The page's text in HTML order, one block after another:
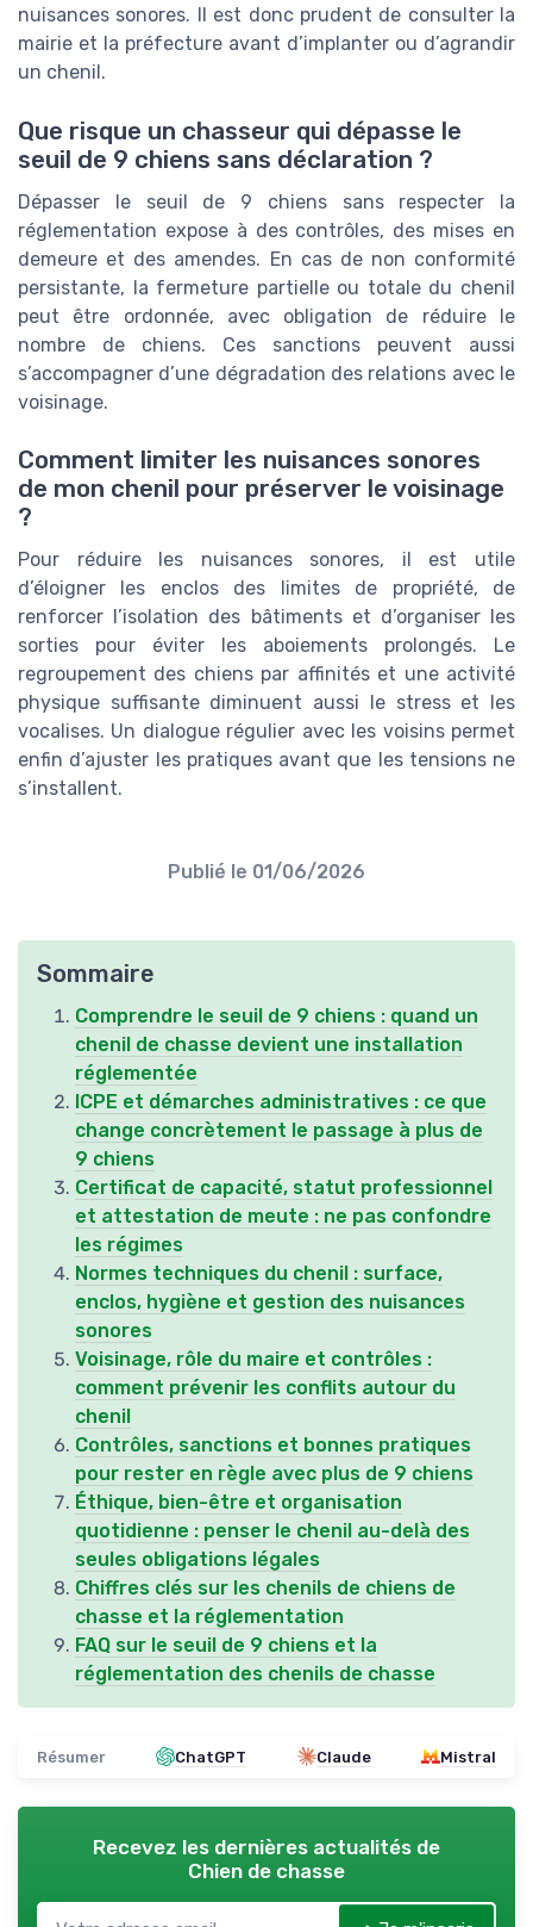
nuisances sonores. Il est donc prudent de consulter la
mairie et la préfecture avant d’implanter ou d’agrandir
un chenil.
Que risque un chasseur qui dépasse le
seuil de 9 chiens sans déclaration ?
Dépasser le seuil de 9 chiens sans respecter la
réglementation expose à des contrôles, des mises en
demeure et des amendes. En cas de non conformité
persistante, la fermeture partielle ou totale du chenil
peut être ordonnée, avec obligation de réduire le
nombre de chiens. Ces sanctions peuvent aussi
s’accompagner d’une dégradation des relations avec le
voisinage.
Comment limiter les nuisances sonores
de mon chenil pour préserver le voisinage
?
Pour réduire les nuisances sonores, il est utile
d’éloigner les enclos des limites de propriété, de
renforcer l’isolation des bâtiments et d’organiser les
sorties pour éviter les aboiements prolongés. Le
regroupement des chiens par affinités et une activité
physique suffisante diminuent aussi le stress et les
vocalises. Un dialogue régulier avec les voisins permet
enfin d’ajuster les pratiques avant que les tensions ne
s’installent.
Publié le 01/06/2026
Sommaire
Comprendre le seuil de 9 chiens : quand un
chenil de chasse devient une installation
réglementée
ICPE et démarches administratives : ce que
change concrètement le passage à plus de
9 chiens
Certificat de capacité, statut professionnel
et attestation de meute : ne pas confondre
les régimes
Normes techniques du chenil : surface,
enclos, hygiène et gestion des nuisances
sonores
Voisinage, rôle du maire et contrôles :
comment prévenir les conflits autour du
chenil
Contrôles, sanctions et bonnes pratiques
pour rester en règle avec plus de 9 chiens
Éthique, bien-être et organisation
quotidienne : penser le chenil au-delà des
seules obligations légales
Chiffres clés sur les chenils de chiens de
chasse et la réglementation
FAQ sur le seuil de 9 chiens et la
réglementation des chenils de chasse
Résumer ChatGPT Claude Mistral
Recevez les dernières actualités de
Chien de chasse